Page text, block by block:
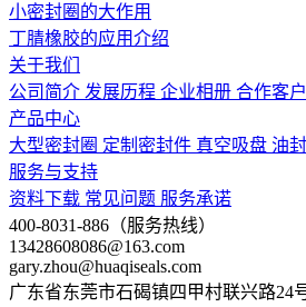
小密封圈的大作用
丁腈橡胶的应用介绍
关于我们
公司简介 发展历程 企业相册 合作客户
产品中心
大型密封圈 定制密封件 真空吸盘 油封
服务与支持
资料下载 常见问题 服务承诺
400-8031-886（服务热线）
13428608086@163.com
gary.zhou@huaqiseals.com
广东省东莞市石碣镇四甲村联兴路24